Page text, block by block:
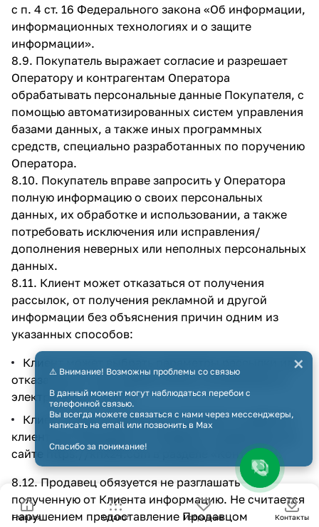
с п. 4 ст. 16 Федерального закона «Об информации,
информационных технологиях и о защите
информации».
8.9. Покупатель выражает согласие и разрешает
Оператору и контрагентам Оператора
обрабатывать персональные данные Покупателя, с
помощью автоматизированных систем управления
базами данных, а также иных программных
средств, специально разработанных по поручению
Оператора.
8.10. Покупатель вправе запросить у Оператора
полную информацию о своих персональных
данных, их обработке и использовании, а также
потребовать исключения или исправления/
дополнения неверных или неполных персональных
данных.
8.11. Клиент может отказаться от получения
рассылок, от получения рекламной и другой
информации без объяснения причин одним из
указанных способов:
Клиент может выбрать параметры рассылки или
отказаться от нее, нажав кнопку «отписаться» в
электронном письме;
Клиент может обратиться в Службу по работе с
клиентами Продавца по телефону, указанному на
сайте
https://knx24.com «Контакты»
8.12. Продавец обязуется не разглашать
полученную от Клиента информацию. Не считается
нарушением предоставление Продавцом
Главная Каталог Избранные Контакты
⚠️ Внимание! Возможны проблемы со связью
В данный момент могут наблюдаться перебои с
телефонной связью.
Вы всегда можете связаться с нами через мессенджеры,
написать на email или позвонить в Max
Спасибо за понимание!
×